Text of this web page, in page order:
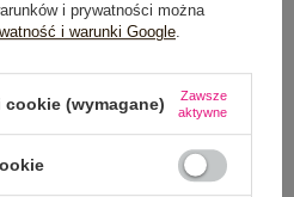
i prywatności można
i warunki Google.
(wymagane)
Zawsze
aktywne